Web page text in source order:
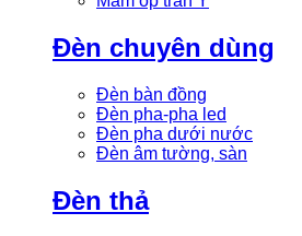
Đèn chuyên dùng
Đèn bàn đồng
Đèn pha-pha led
Đèn pha dưới nước
Đèn âm tường, sàn
Đèn thả